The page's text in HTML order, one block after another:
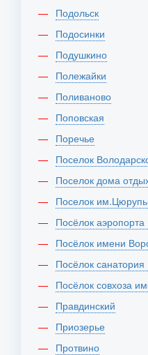
Подольск
Подосинки
Подушкино
Полежайки
Поливаново
Поповская
Поречье
Поселок
Поселок дома
Поселок им.Цюрупы
Посёлок
Посёлок имени
Посёлок
Посёлок совхоза
Правдинский
Приозерье
Протвино